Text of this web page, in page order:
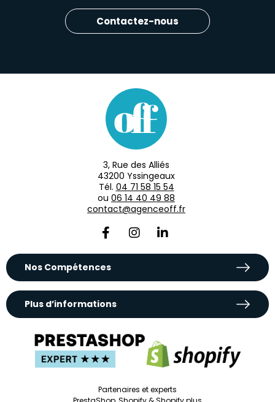
Contactez-nous
3, Rue des Alliés
43200 Yssingeaux
Tél. 04 71 58 15 54
ou 06 14 40 49 88
contact@agenceoff.fr
Nos Compétences
Plus d’informations
Partenaires et experts